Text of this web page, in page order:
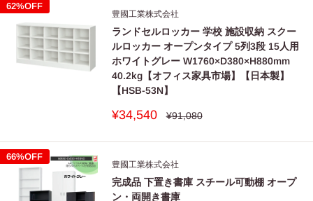
62%OFF
豊國工業株式会社
ランドセルロッカー 学校 施設収納 スクー
ルロッカー オープンタイプ 5列3段 15人用
ホワイトグレー W1760×D380×H880mm
40.2kg【オフィス家具市場】【日本製】
【HSB-53N】
販
価
¥34,540
通
格
¥91,080
66%OFF
豊國工業株式会社
完成品 下置き書庫 スチール可動棚 オープ
ン・両開き書庫